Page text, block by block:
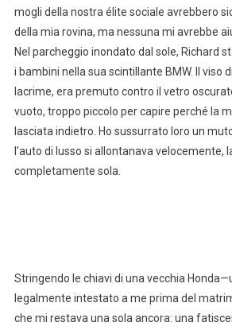
mogli della nostra élite sociale avrebbero
della mia rovina, ma nessuna mi avrebbe
Nel parcheggio inondato dal sole, Richard
i bambini nella sua scintillante BMW. Il viso
lacrime, era premuto contro il vetro
vuoto, troppo piccolo per capire perché la
lasciata indietro. Ho sussurrato loro un
l’auto di lusso si allontanava velocemente,
completamente sola.
Stringendo le chiavi di una vecchia
legalmente intestato a me prima del
che mi restava una sola ancora: una